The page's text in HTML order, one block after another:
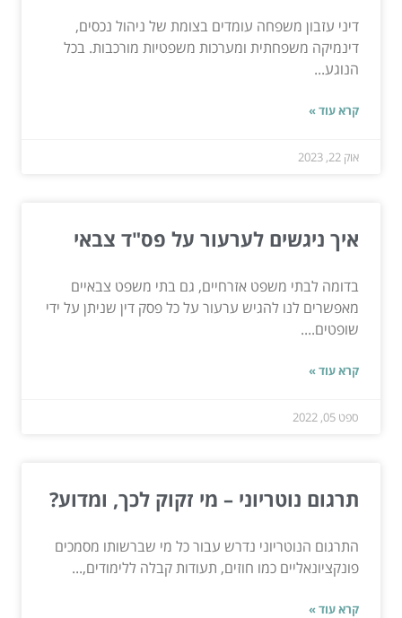
דיני עזבון משפחה עומדים בצומת של ניהול נכסים,
דינמיקה משפחתית ומערכות משפטיות מורכבות. בכל
הנוגע...
קרא עוד »
אוק 22, 2023
איך ניגשים לערעור על פס"ד צבאי
בדומה לבתי משפט אזרחיים, גם בתי משפט צבאיים
מאפשרים לנו להגיש ערעור על כל פסק דין שניתן על ידי
שופטים....
קרא עוד »
ספט 05, 2022
תרגום נוטריוני – מי זקוק לכך, ומדוע?
התרגום הנוטריוני נדרש עבור כל מי שברשותו מסמכים
פונקציונאליים כמו חוזים, תעודות קבלה ללימודים,...
קרא עוד »